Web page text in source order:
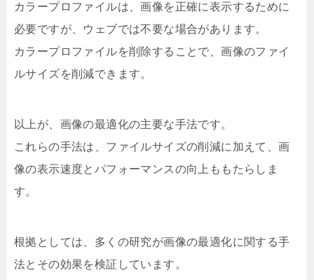
カラープロファイルは、画像を正確に表示するために
必要ですが、ウェブでは不要な場合があります。
カラープロファイルを削除することで、画像のファイ
ルサイズを削減できます。
以上が、画像の最適化の主要な手法です。
これらの手法は、ファイルサイズの削減に加えて、画
像の表示速度とパフォーマンスの向上ももたらしま
す。
根拠としては、多くの研究が画像の最適化に関する手
法とその効果を検証しています。